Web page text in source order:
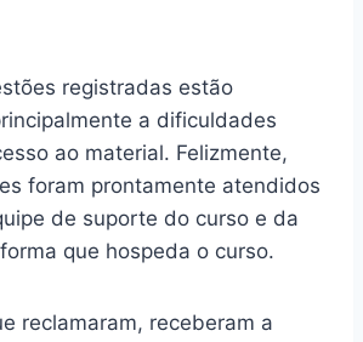
registradas estão
a dificuldades
ao material. Felizmente,
foram prontamente atendidos
de suporte do curso e da
que hospeda o curso.
reclamaram, receberam a